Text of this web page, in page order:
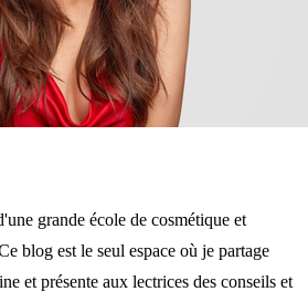
grande école de cosmétique et
blog est le seul espace où je partage
et présente aux lectrices des conseils et